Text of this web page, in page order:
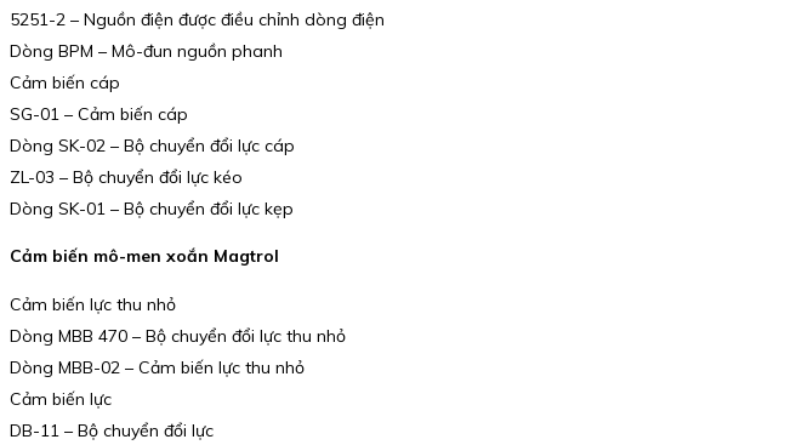
5251-2 – Nguồn điện được điều chỉnh dòng điện
Dòng BPM – Mô-đun nguồn phanh
Cảm biến cáp
SG-01 – Cảm biến cáp
Dòng SK-02 – Bộ chuyển đổi lực cáp
ZL-03 – Bộ chuyển đổi lực kéo
Dòng SK-01 – Bộ chuyển đổi lực kẹp
Cảm biến mô-men xoắn Magtrol
Cảm biến lực thu nhỏ
Dòng MBB 470 – Bộ chuyển đổi lực thu nhỏ
Dòng MBB-02 – Cảm biến lực thu nhỏ
Cảm biến lực
DB-11 – Bộ chuyển đổi lực